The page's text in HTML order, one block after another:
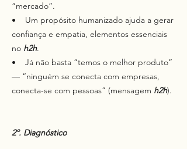
“mercado”.
• Um propósito humanizado ajuda a gerar
confiança e empatia, elementos essenciais
no h2h.
• Já não basta “temos o melhor produto”
— “ninguém se conecta com empresas,
conecta-se com pessoas” (mensagem h2h).
2º. Diagnóstico